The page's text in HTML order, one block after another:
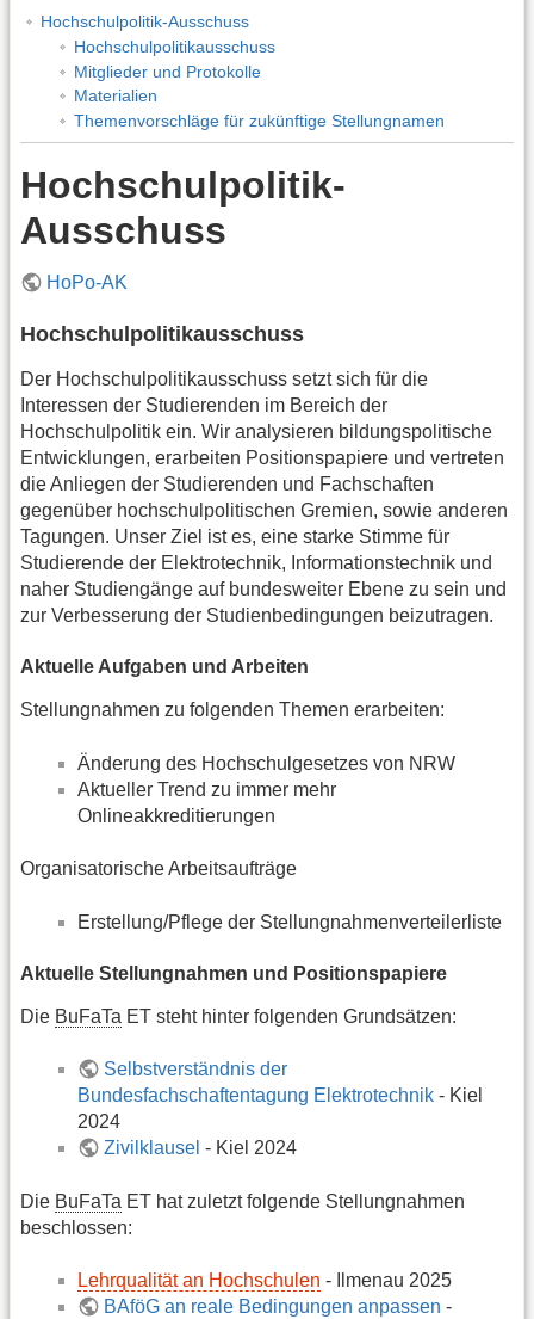
Hochschulpolitik-Ausschuss
Hochschulpolitikausschuss
Mitglieder und Protokolle
Materialien
Themenvorschläge für zukünftige Stellungnamen
Hochschulpolitik-
Ausschuss
HoPo-AK
Hochschulpolitikausschuss
Der Hochschulpolitikausschuss setzt sich für die
Interessen der Studierenden im Bereich der
Hochschulpolitik ein. Wir analysieren bildungspolitische
Entwicklungen, erarbeiten Positionspapiere und vertreten
die Anliegen der Studierenden und Fachschaften
gegenüber hochschulpolitischen Gremien, sowie anderen
Tagungen. Unser Ziel ist es, eine starke Stimme für
Studierende der Elektrotechnik, Informationstechnik und
naher Studiengänge auf bundesweiter Ebene zu sein und
zur Verbesserung der Studienbedingungen beizutragen.
Aktuelle Aufgaben und Arbeiten
Stellungnahmen zu folgenden Themen erarbeiten:
Änderung des Hochschulgesetzes von NRW
Aktueller Trend zu immer mehr
Onlineakkreditierungen
Organisatorische Arbeitsaufträge
Erstellung/Pflege der Stellungnahmenverteilerliste
Aktuelle Stellungnahmen und Positionspapiere
Die BuFaTa ET steht hinter folgenden Grundsätzen:
Selbstverständnis der
Bundesfachschaftentagung Elektrotechnik - Kiel
2024
Zivilklausel - Kiel 2024
Die BuFaTa ET hat zuletzt folgende Stellungnahmen
beschlossen:
Lehrqualität an Hochschulen - Ilmenau 2025
BAföG an reale Bedingungen anpassen -